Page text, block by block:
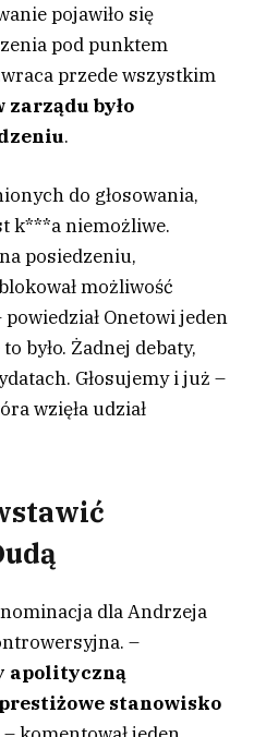
pojawiło się
pod punktem
przede wszystkim
zarządu było
.
do głosowania,
k***a niemożliwe.
posiedzeniu,
możliwość
Onetowi jeden
to było. Żadnej debaty,
Głosujemy i już –
wzięła udział
nominacja dla Andrzeja
–
apolityczną
stanowisko